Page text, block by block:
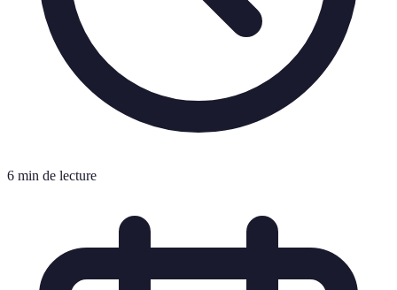
6 min de lecture